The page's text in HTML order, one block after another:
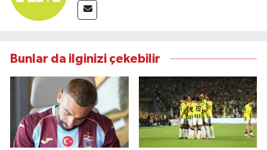
Bunlar da ilginizi çekebilir